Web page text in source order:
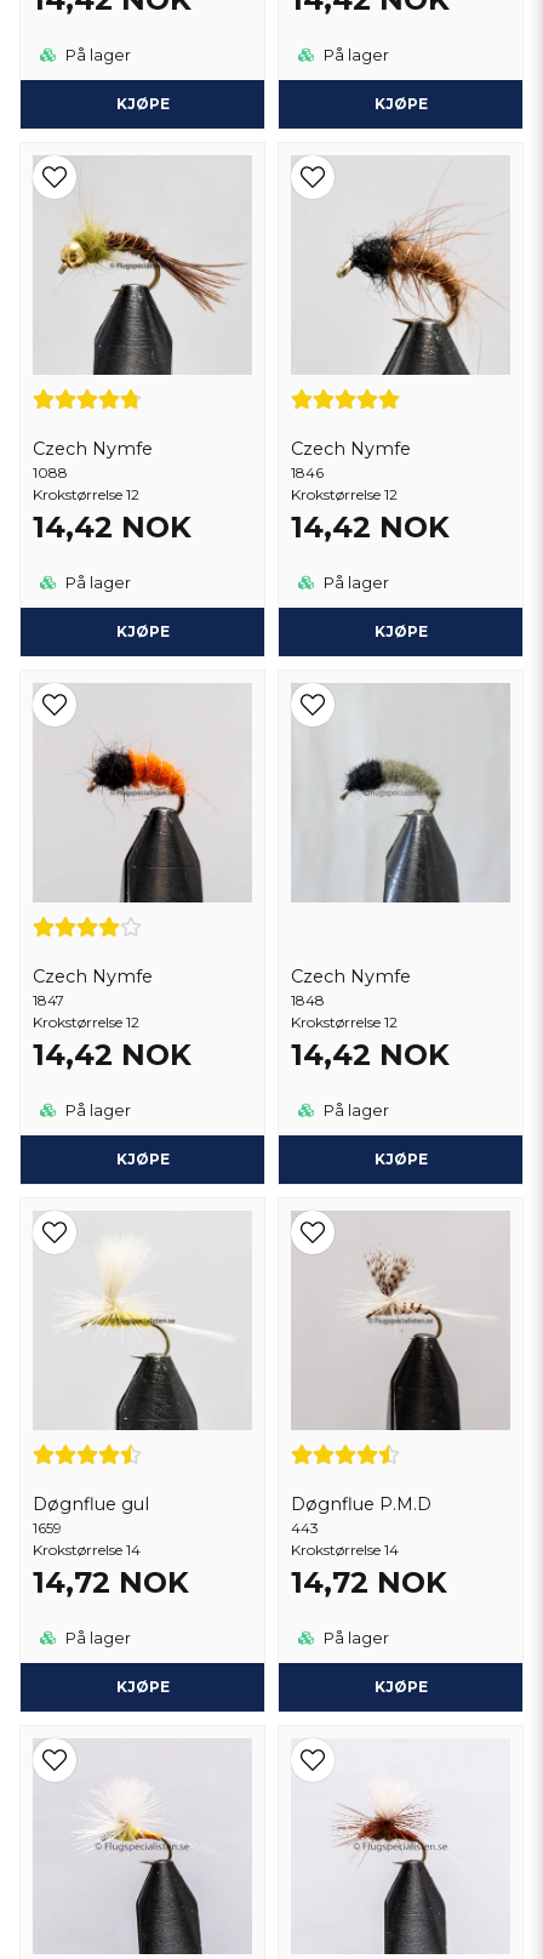
På lager
KJØPE
På lager
KJØPE
Czech Nymfe
1088
Krokstørrelse 12
14,42 NOK
På lager
KJØPE
Czech Nymfe
1846
Krokstørrelse 12
14,42 NOK
På lager
KJØPE
Czech Nymfe
1847
Krokstørrelse 12
14,42 NOK
På lager
KJØPE
Czech Nymfe
1848
Krokstørrelse 12
14,42 NOK
På lager
KJØPE
Døgnflue gul
1659
Krokstørrelse 14
14,72 NOK
På lager
KJØPE
Døgnflue P.M.D
443
Krokstørrelse 14
14,72 NOK
På lager
KJØPE